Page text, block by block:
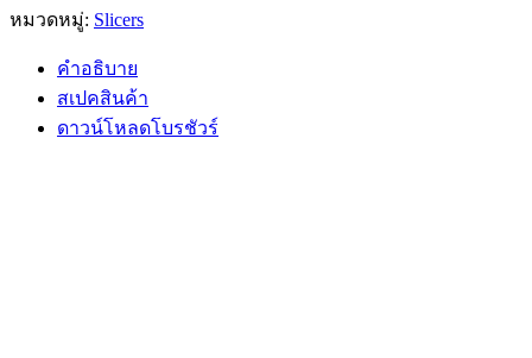
หมวดหมู่: Slicers
คำอธิบาย
สเปคสินค้า
ดาวน์โหลดโบรชัวร์